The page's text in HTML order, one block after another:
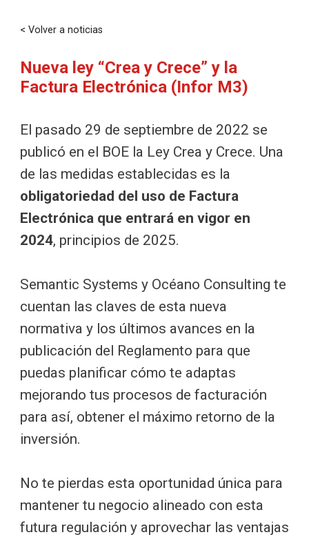
< Volver a noticias
Nueva ley “Crea y Crece” y la
Factura Electrónica (Infor M3)
El pasado 29 de septiembre de 2022 se
publicó en el BOE la Ley Crea y Crece. Una
de las medidas establecidas es la
obligatoriedad del uso de Factura
Electrónica que entrará en vigor en
2024, principios de 2025.
Semantic Systems y Océano Consulting te
cuentan las claves de esta nueva
normativa y los últimos avances en la
publicación del Reglamento para que
puedas planificar cómo te adaptas
mejorando tus procesos de facturación
para así, obtener el máximo retorno de la
inversión.
No te pierdas esta oportunidad única para
mantener tu negocio alineado con esta
futura regulación y aprovechar las ventajas